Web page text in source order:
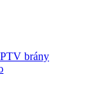
brány